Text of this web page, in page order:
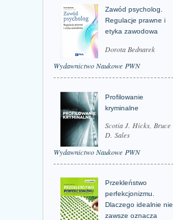
Zawód psycholog.
Regulacje prawne i
etyka zawodowa
Dorota Bednarek
Wydawnictwo Naukowe PWN
Profilowanie
kryminalne
Scotia J. Hicks, Bruce
D. Sales
Wydawnictwo Naukowe PWN
Przekleństwo
perfekcjonizmu.
Dlaczego idealnie nie
zawsze oznacza